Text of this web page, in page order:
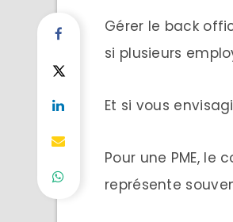
Gérer le back
si plusieurs
Et si vous
Pour une PME,
représente